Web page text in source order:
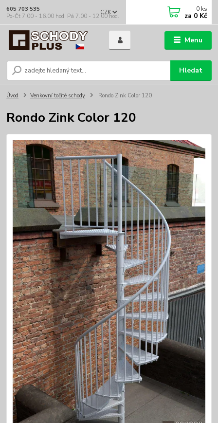
Menu
CZK
Hledat
605 703 535
Po-Čt 7.00 - 16.00 hod. Pá 7.00 - 12.00 hod.
0 ks
za 0 Kč
Úvod Venkovní točité schody Rondo Zink Color 120
Rondo Zink Color 120